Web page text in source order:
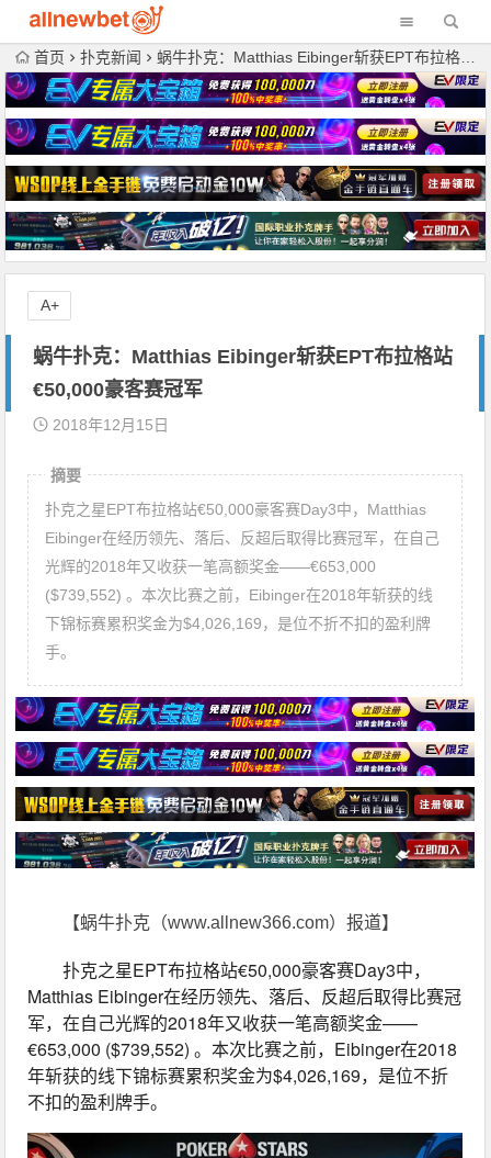
首页 扑克新闻 蜗牛扑克：Matthias Eibinger斩获EPT布拉格站€50,000豪客赛冠军
蜗牛扑克：Matthias Eibinger斩获EPT布拉格站
€50,000豪客赛冠军
2018年12月15日
摘要
扑克之星EPT布拉格站€50,000豪客赛Day3中，Matthias
Eibinger在经历领先、落后、反超后取得比赛冠军，在自己
光辉的2018年又收获一笔高额奖金——€653,000
($739,552) 。本次比赛之前，Eibinger在2018年斩获的线
下锦标赛累积奖金为$4,026,169，是位不折不扣的盈利牌
手。
【蜗牛扑克（www.allnew366.com）报道】
扑克之星EPT布拉格站€50,000豪客赛Day3中，
Matthias Eibinger在经历领先、落后、反超后取得比赛冠
军，在自己光辉的2018年又收获一笔高额奖金——
€653,000 ($739,552) 。本次比赛之前，Eibinger在2018
年斩获的线下锦标赛累积奖金为$4,026,169，是位不折
不扣的盈利牌手。
A+